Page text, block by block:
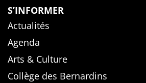
S’INFORMER
Actualités
Agenda
Arts & Culture
Collège des Bernardins